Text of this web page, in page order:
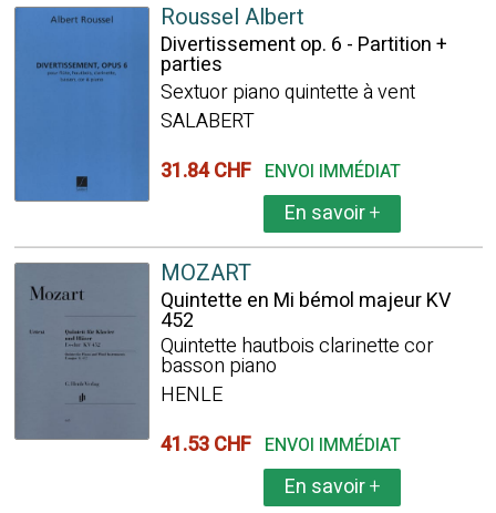
Roussel Albert
Divertissement op. 6 - Partition +
parties
Sextuor piano quintette à vent
SALABERT
31.84 CHF ENVOI IMMÉDIAT
En savoir+
MOZART
Quintette en Mi bémol majeur KV
452
Quintette hautbois clarinette cor
basson piano
HENLE
41.53 CHF ENVOI IMMÉDIAT
En savoir+